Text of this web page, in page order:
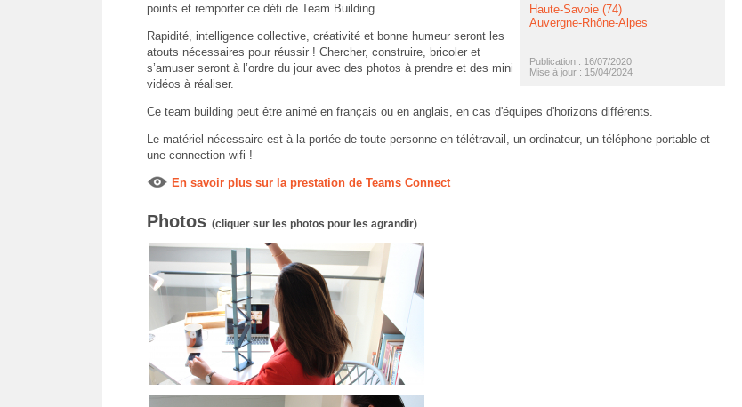
Haute-Savoie (74)
Auvergne-Rhône-Alpes
Publication : 16/07/2020
Mise à jour : 15/04/2024
points et remporter ce défi de Team Building.
Rapidité, intelligence collective, créativité et bonne humeur seront les
atouts nécessaires pour réussir ! Chercher, construire, bricoler et
s’amuser seront à l’ordre du jour avec des photos à prendre et des mini
vidéos à réaliser.
Ce team building peut être animé en français ou en anglais, en cas d'équipes d'horizons différents.
Le matériel nécessaire est à la portée de toute personne en télétravail, un ordinateur, un téléphone portable et
une connection wifi !
En savoir plus sur la prestation de Teams Connect
Photos (cliquer sur les photos pour les agrandir)